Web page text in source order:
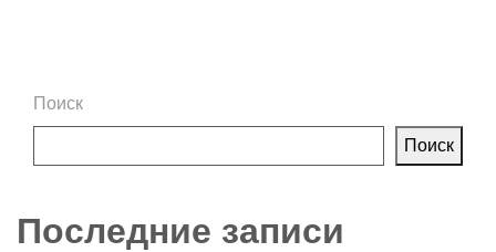
Поиск
Поиск
Последние записи